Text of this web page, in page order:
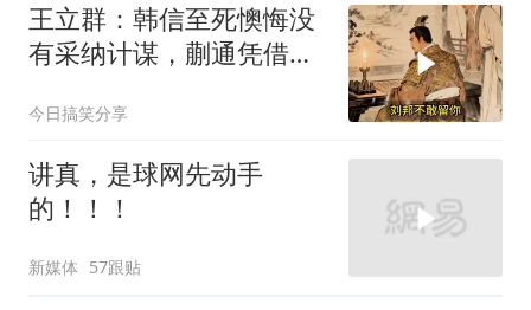
王立群：韩信至死懊悔没
有采纳计谋，蒯通凭借辩
今日搞笑分享
讲真，是球网先动手
的！！！
新媒体 57跟贴